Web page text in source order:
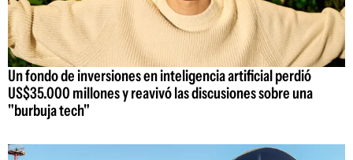
Un fondo de inversiones en inteligencia artificial perdió
US$35.000 millones y reavivó las discusiones sobre una
"burbuja tech"